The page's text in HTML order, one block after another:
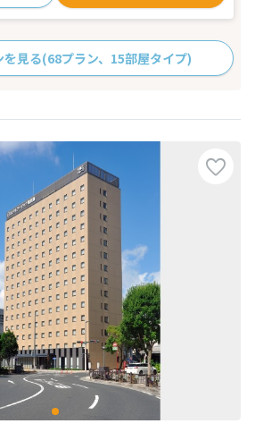
を見る(68プラン、15部屋タイプ)